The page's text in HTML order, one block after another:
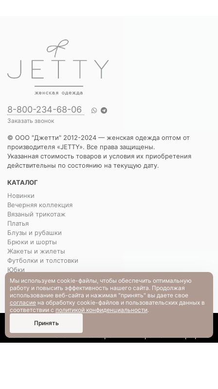
Каталог Поиск
8-800-234-68-06
Заказать звонок
© ООО "Джетти" 2012-2024 — женская одежда оптом от
производителя «JETTY». Все права защищены.
Указанная стоимость товаров и условия их приобретения
действительны по состоянию на текущую дату.
КАТАЛОГ
Новинки
Вечерняя коллекция
Вязаный трикотаж
Платья
Блузы и рубашки
Брюки и шорты
Жакеты и жилеты
Футболки и толстовки
Юбки
весна-лето
Распродажа
Уценка
О НАС
Контакты
Мы используем cookie-файлы, чтобы обеспечить оптимальную
работу и повысить эффективность нашего сайта. Продолжая
использование веб-сайта и нажимая "принять" вы даете свое
согласие на обработку cookie-файлов и пользовательских данных в
соответствии с политикой конфиденциальности.
Принять